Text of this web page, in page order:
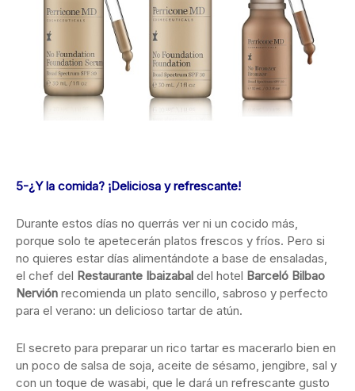
5-¿Y la comida? ¡Deliciosa y refrescante!
Durante estos días no querrás ver ni un cocido más,
porque solo te apetecerán platos frescos y fríos. Pero si
no quieres estar días alimentándote a base de ensaladas,
el chef del Restaurante Ibaizabal del hotel Barceló Bilbao
Nervión recomienda un plato sencillo, sabroso y perfecto
para el verano: un delicioso tartar de atún.
El secreto para preparar un rico tartar es macerarlo bien en
un poco de salsa de soja, aceite de sésamo, jengibre, sal y
con un toque de wasabi, que le dará un refrescante gusto